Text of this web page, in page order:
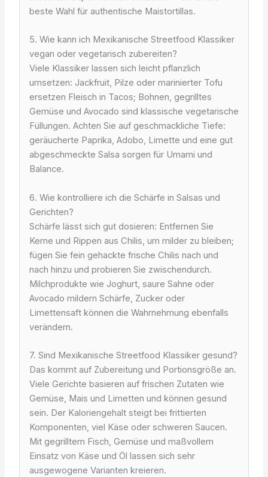
beste Wahl für authentische Maistortillas.
5. Wie kann ich Mexikanische Streetfood Klassiker
vegan oder vegetarisch zubereiten?
Viele Klassiker lassen sich leicht pflanzlich
umsetzen: Jackfruit, Pilze oder marinierter Tofu
ersetzen Fleisch in Tacos; Bohnen, gegrilltes
Gemüse und Avocado sind klassische vegetarische
Füllungen. Achten Sie auf geschmackliche Tiefe:
geräucherte Paprika, Adobo, Limette und eine gut
abgeschmeckte Salsa sorgen für Umami und
Balance.
6. Wie kontrolliere ich die Schärfe in Salsas und
Gerichten?
Schärfe lässt sich gut dosieren: Entfernen Sie
Kerne und Rippen aus Chilis, um milder zu bleiben;
fügen Sie fein gehackte frische Chilis nach und
nach hinzu und probieren Sie zwischendurch.
Milchprodukte wie Joghurt, saure Sahne oder
Avocado mildern Schärfe, Zucker oder
Limettensaft können die Wahrnehmung ebenfalls
verändern.
7. Sind Mexikanische Streetfood Klassiker gesund?
Das kommt auf Zubereitung und Portionsgröße an.
Viele Gerichte basieren auf frischen Zutaten wie
Gemüse, Mais und Limetten und können gesund
sein. Der Kaloriengehalt steigt bei frittierten
Komponenten, viel Käse oder schweren Saucen.
Mit gegrilltem Fisch, Gemüse und maßvollem
Einsatz von Käse und Öl lassen sich sehr
ausgewogene Varianten kreieren.